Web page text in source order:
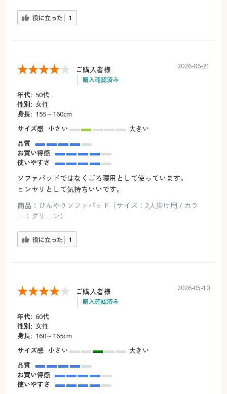
役に立った 1
ご購入者様
購入確認済み
2026-06-21
年代: 50代
性別: 女性
身長: 155～160cm
サイズ感 小さい
大きい
品質
お買い得感
使いやすさ
ソファパッドではなくごろ寝用として使っています。
ヒンヤリとして気持ちいいです。
商品： ひんやりソファパッド（サイズ：2人掛け用 / カラ
ー：グリーン）
役に立った 1
ご購入者様
購入確認済み
2026-05-10
年代: 60代
性別: 女性
身長: 160～165cm
サイズ感 小さい
大きい
品質
お買い得感
使いやすさ